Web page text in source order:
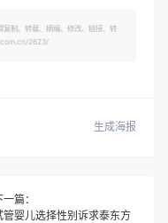
制、转载、摘编、修改、链接、转
2623/
生成海报
篇：
管婴儿选择性别诉求泰东方